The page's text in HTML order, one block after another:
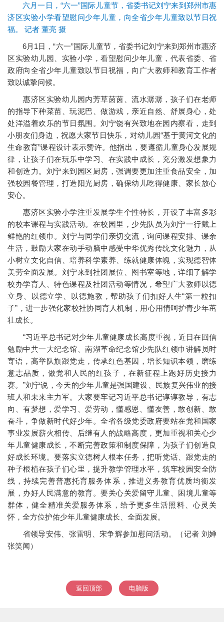
六月一日，“六一”国际儿童节，省委书记刘宁来到郑州市惠
济区实验小学看望慰问少年儿童，向全省少年儿童致以节日祝
福。 记者 董亮 摄
6月1日，“六一”国际儿童节，省委书记刘宁来到郑州市惠济
区实验幼儿园、实验小学，看望慰问少年儿童，代表省委、省
政府向全省少年儿童致以节日祝福，向广大教师和教育工作者
致以诚挚问候。
惠济区实验幼儿园内芳草茵茵、流水潺潺，孩子们在老师
的指导下种菜苗、玩泥巴、做游戏，亲近自然、舒展身心，处
处洋溢着欢乐的节日氛围。刘宁饶有兴致地在园内察看，走到
小朋友们身边，祝愿大家节日快乐，对幼儿园“基于黄河文化的
生命教育”课程设计表示赞许。他指出，要遵循儿童身心发展规
律，让孩子们在玩乐中学习、在实践中成长，充分激发想象力
和创造力。刘宁来到园区厨房，强调要更加注重食品安全，加
强校园餐管理，打造阳光厨房，确保幼儿吃得健康、家长放心
安心。
惠济区实验小学注重发展学生个性特长，开设了丰富多彩
的校本课程与实践活动。在校园里，少先队员为刘宁一行戴上
鲜艳的红领巾。刘宁与同学们亲切交流，询问课程安排、课余
生活，鼓励大家在动手动脑中感受中华优秀传统文化魅力，从
小树立文化自信、培养科学素养、练就健康体魄，实现德智体
美劳全面发展。刘宁来到社团展位、图书室等地，详细了解学
校办学育人、特色课程及社团活动等情况，希望广大教师以德
立身、以德立学、以德施教，帮助孩子们扣好人生“第一粒扣
子”，进一步强化家校社协同育人机制，用心用情呵护青少年茁
壮成长。
“习近平总书记对少年儿童健康成长高度重视，近日在回信
勉励中共一大纪念馆、南湖革命纪念馆少先队红领巾讲解员时
寄语，高举队旗跟党走，传承红色基因，增长知识本领，磨练
意志品质，做党和人民的红孩子，在新征程上跑好历史接力
赛。”刘宁说，今天的少年儿童是强国建设、民族复兴伟业的接
班人和未来主力军。大家要牢记习近平总书记谆谆教导，有志
向、有梦想，爱学习、爱劳动，懂感恩、懂友善，敢创新、敢
奋斗，争做新时代好少年。全省各级党委政府要站在党和国家
事业发展薪火相传、后继有人的战略高度，更加重视和关心少
年儿童健康成长，不断完善政策和制度保障，为孩子们创造良
好成长环境。要落实立德树人根本任务，把听党话、跟党走的
种子根植在孩子们心里，提升教学管理水平，筑牢校园安全防
线，持续完善普惠托育服务体系，推进义务教育优质均衡发
展，办好人民满意的教育。要关心关爱留守儿童、困境儿童等
群体，健全精准关爱服务体系，给予更多生活照料、心灵关
怀，全方位护佑少年儿童健康成长、全面发展。
省领导安伟、张雷明、宋争辉参加慰问活动。（记者 刘婵
张笑闻）
返回顶部 电脑版